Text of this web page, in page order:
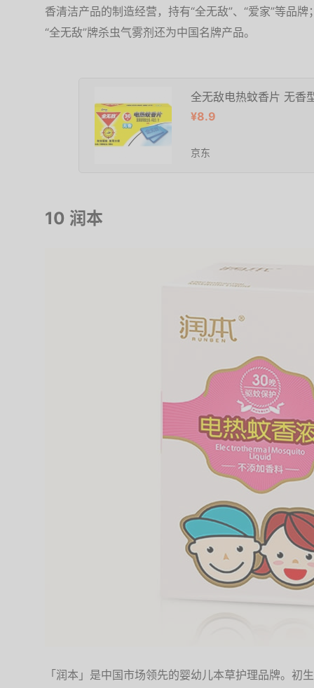
香清洁产品的制造经营，持有“全无敌”、“爱家”等品
“全无敌”牌杀虫气雾剂还为中国名牌产品。
全无敌电热蚊香片 无香
¥8.9
京东
10 润本
「润本」是中国市场领先的婴幼儿本草护理品牌。初